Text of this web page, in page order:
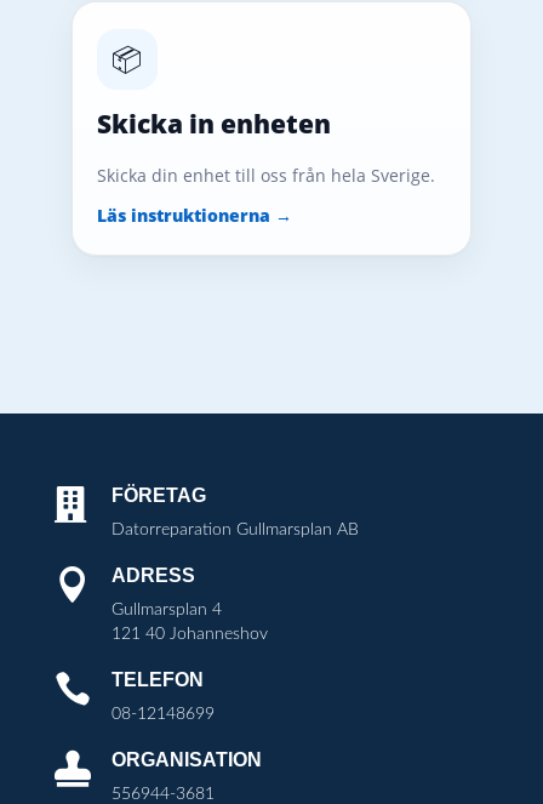
📦
Skicka in enheten
Skicka din enhet till oss från hela Sverige.
Läs instruktionerna →
 FÖRETAG
Datorreparation Gullmarsplan AB
 ADRESS
Gullmarsplan 4
121 40 Johanneshov
 TELEFON
08-12148699
 ORGANISATION
556944-3681